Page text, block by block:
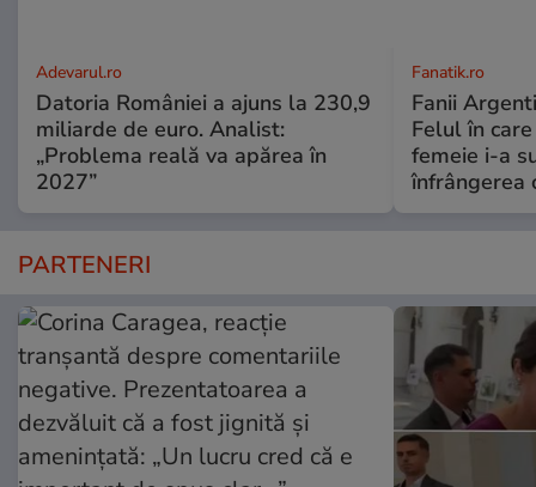
Adevarul.ro
Datoria României a ajuns la 230,9
miliarde de euro. Analist:
„Problema reală va apărea în
2027”
Fanatik.ro
Fanii
Felul în
femeie i-a
înfrângerea
PARTENERI